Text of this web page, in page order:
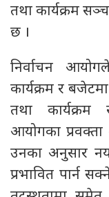
तथा कार्यक्रम
छ ।
निर्वाचन
कार्यक्रम र
तथा कार्यक्रम
आयोगका प्रवक्ता
उनका अनुसार
प्रभावित पार्न